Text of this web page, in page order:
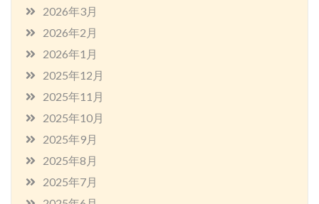
2026年3月
2026年2月
2026年1月
2025年12月
2025年11月
2025年10月
2025年9月
2025年8月
2025年7月